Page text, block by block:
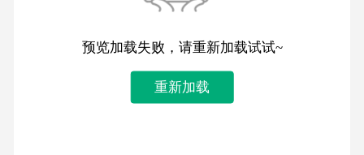
预览加载失败，请重新加载试试~
重新加载